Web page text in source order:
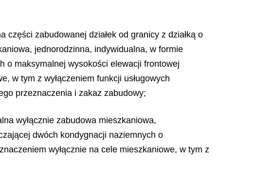
zabudowanej działek od granicy z działką o
jednorodzinna, indywidualna, w formie
o maksymalnej wysokości elewacji frontowej
w tym z wyłączeniem funkcji usługowych
przeznaczenia i zakaz zabudowy;
wyłącznie zabudowa mieszkaniowa,
dwóch kondygnacji naziemnych o
wyłącznie na cele mieszkaniowe, w tym z